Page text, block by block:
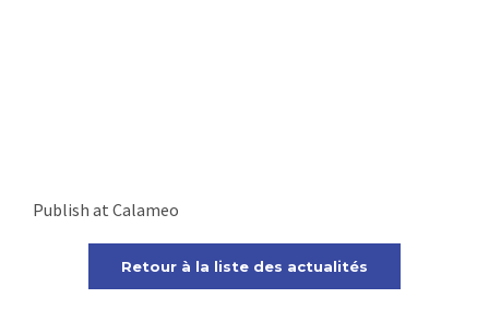
Publish at Calameo
Retour à la liste des actualités